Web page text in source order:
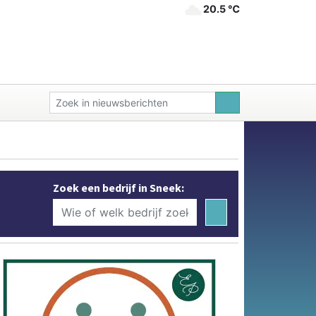
20.5 ℃
Zoek een bedrijf in Sneek: